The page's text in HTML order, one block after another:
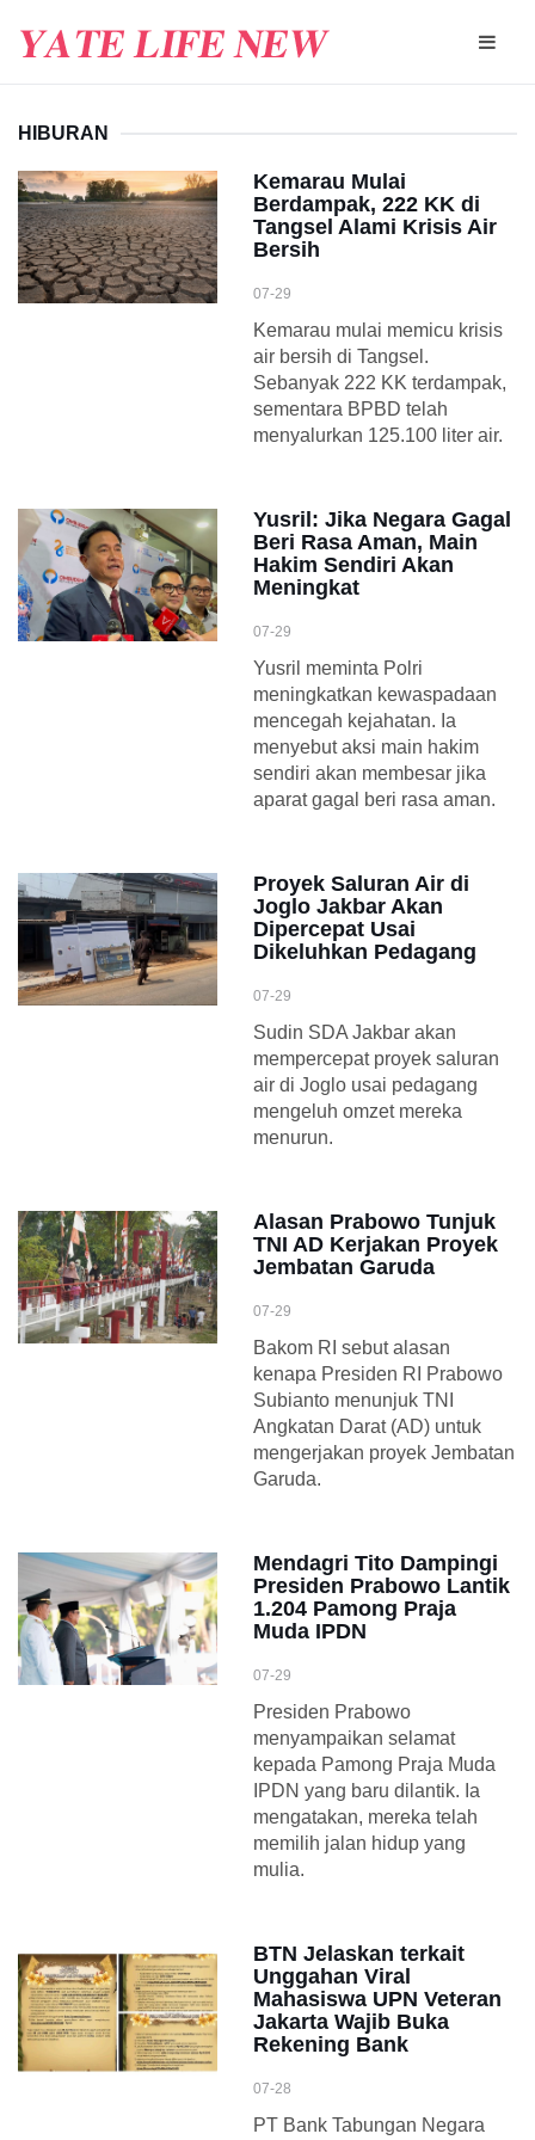
HIBURAN
Kemarau Mulai
Berdampak, 222 KK di
Tangsel Alami Krisis Air
Bersih
07-29
Kemarau mulai memicu krisis
air bersih di Tangsel.
Sebanyak 222 KK terdampak,
sementara BPBD telah
menyalurkan 125.100 liter air.
Yusril: Jika Negara Gagal
Beri Rasa Aman, Main
Hakim Sendiri Akan
Meningkat
07-29
Yusril meminta Polri
meningkatkan kewaspadaan
mencegah kejahatan. Ia
menyebut aksi main hakim
sendiri akan membesar jika
aparat gagal beri rasa aman.
Proyek Saluran Air di
Joglo Jakbar Akan
Dipercepat Usai
Dikeluhkan Pedagang
07-29
Sudin SDA Jakbar akan
mempercepat proyek saluran
air di Joglo usai pedagang
mengeluh omzet mereka
menurun.
Alasan Prabowo Tunjuk
TNI AD Kerjakan Proyek
Jembatan Garuda
07-29
Bakom RI sebut alasan
kenapa Presiden RI Prabowo
Subianto menunjuk TNI
Angkatan Darat (AD) untuk
mengerjakan proyek Jembatan
Garuda.
Mendagri Tito Dampingi
Presiden Prabowo Lantik
1.204 Pamong Praja
Muda IPDN
07-29
Presiden Prabowo
menyampaikan selamat
kepada Pamong Praja Muda
IPDN yang baru dilantik. Ia
mengatakan, mereka telah
memilih jalan hidup yang
mulia.
BTN Jelaskan terkait
Unggahan Viral
Mahasiswa UPN Veteran
Jakarta Wajib Buka
Rekening Bank
07-28
PT Bank Tabungan Negara